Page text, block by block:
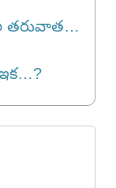
తరువాత…